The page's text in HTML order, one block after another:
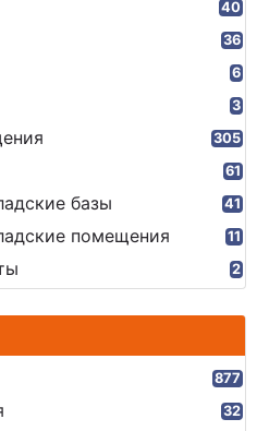
40
36
6
3
305
61
базы 41
помещения 11
2
877
32